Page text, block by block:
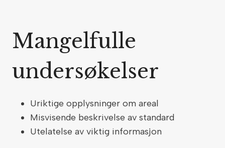
Mangelfulle
undersøkelser
Uriktige opplysninger om areal
Misvisende beskrivelse av standard
Utelatelse av viktig informasjon